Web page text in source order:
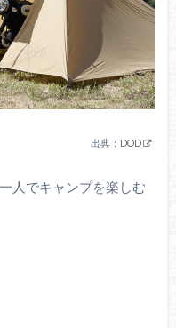
出典： DOD
人でキャンプを楽しむ